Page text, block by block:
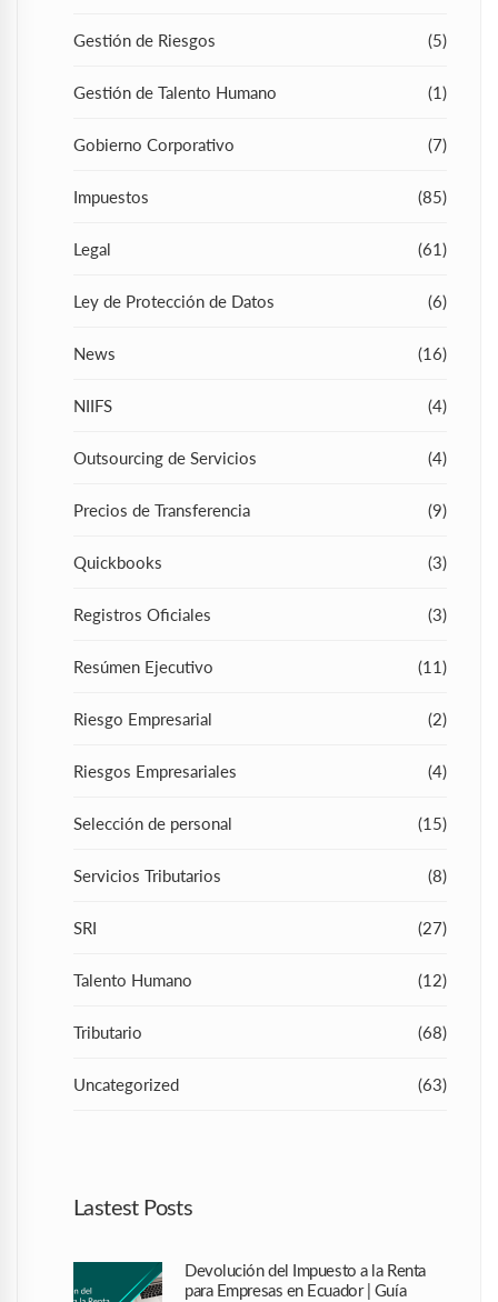
Gestión de Riesgos (5)
Gestión de Talento Humano (1)
Gobierno Corporativo (7)
Impuestos (85)
Legal (61)
Ley de Protección de Datos (6)
News (16)
NIIFS (4)
Outsourcing de Servicios (4)
Precios de Transferencia (9)
Quickbooks (3)
Registros Oficiales (3)
Resúmen Ejecutivo (11)
Riesgo Empresarial (2)
Riesgos Empresariales (4)
Selección de personal (15)
Servicios Tributarios (8)
SRI (27)
Talento Humano (12)
Tributario (68)
Uncategorized (63)
Lastest Posts
Devolución del Impuesto a la Renta
para Empresas en Ecuador | Guía